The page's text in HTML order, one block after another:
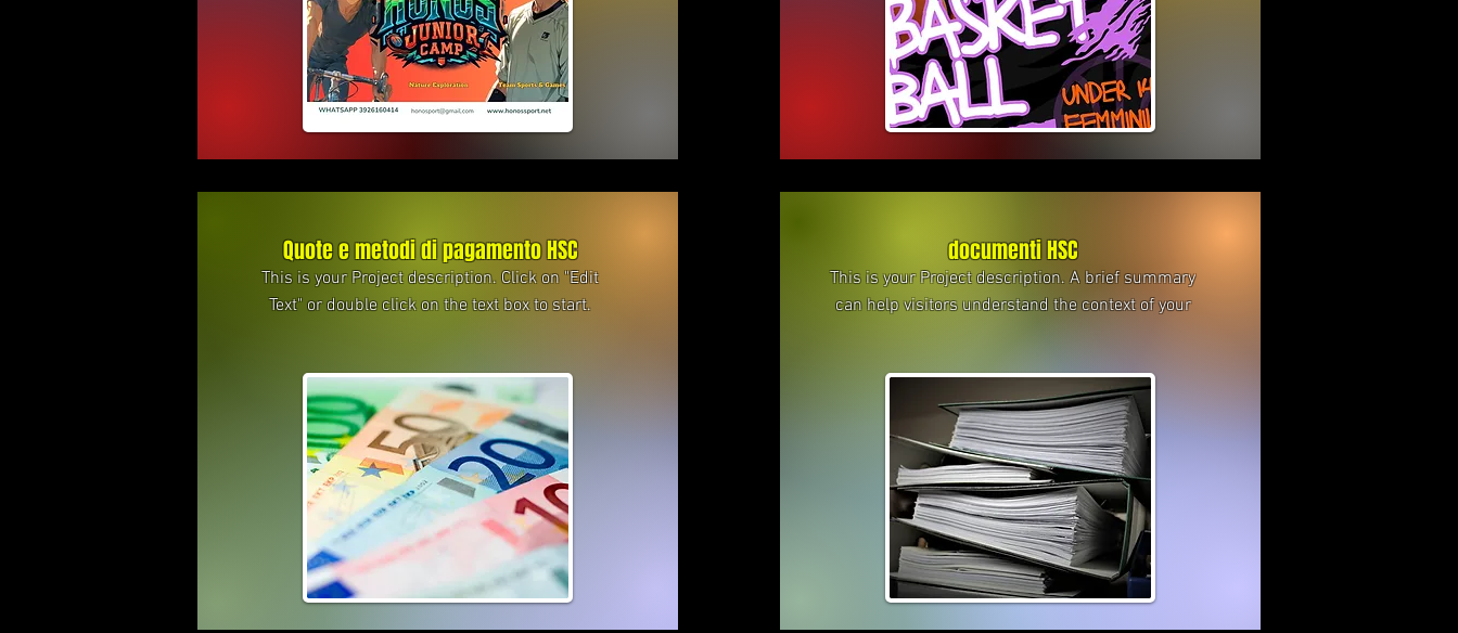
Quote e metodi di pagamento HSC
This is your Project description. Click on "Edit
Text" or double click on the text box to start.
documenti HSC
This is your Project description. A brief summary
can help visitors understand the context of your